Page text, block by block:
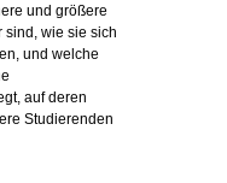
und größere
sind, wie sie sich
und welche
auf deren
Studierenden